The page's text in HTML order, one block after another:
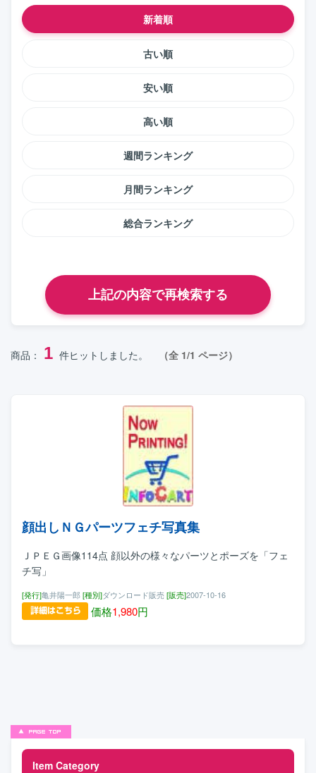
Item Category
新着順
古い順
安い順
高い順
週間ランキング
月間ランキング
総合ランキング
商品： 1 件ヒットしました。 （全 1/1 ページ）
顔出しＮＧパーツフェチ写真集
ＪＰＥＧ画像114点 顔以外の様々なパーツとポーズを「フェ
チ写」
[発行]亀井陽一郎[種別]ダウンロード販売[販売]2007-10-16
価格1,980円